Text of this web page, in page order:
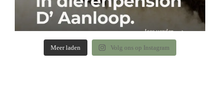
Meer laden Volg ons op Instagram